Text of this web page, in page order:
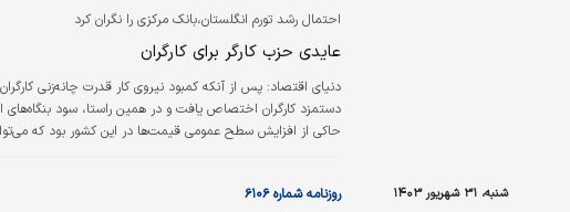
احتمال رشد تورم انگلستان،بانک مرکزی را نگران کرد
عایدی حزب کارگر برای کارگران
دنیای اقتصاد: پس از آنکه کمبود نیروی کار قدرت چانه‌زنی
دستمزد کارگران اختصاص یافت و در همین راستا، سود
حاکی از افزایش سطح عمومی قیمت‌ها در این کشور بود که
شنبه، ۳۱ شهریور ۱۴۰۳ روزنامه شماره ۶۱۰۶